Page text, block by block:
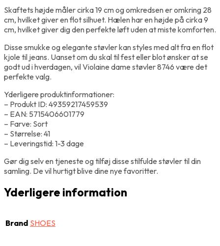
Skaftets højde måler cirka 19 cm og omkredsen er omkring 28
cm, hvilket giver en flot silhuet. Hælen har en højde på cirka 9
cm, hvilket giver dig den perfekte løft uden at miste komforten.
Disse smukke og elegante støvler kan styles med alt fra en flot
kjole til jeans. Uanset om du skal til fest eller blot ønsker at se
godt ud i hverdagen, vil Violaine dame støvler 8746 være det
perfekte valg.
Yderligere produktinformationer:
– Produkt ID: 49359217459539
– EAN: 5715406601779
– Farve: Sort
– Størrelse: 41
– Leveringstid: 1-3 dage
Gør dig selv en tjeneste og tilføj disse stilfulde støvler til din
samling. De vil hurtigt blive dine nye favoritter.
Yderligere information
Brand SHOES